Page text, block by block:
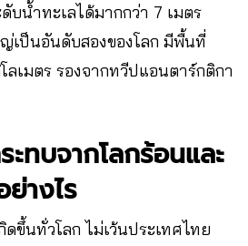
บน้ำทะเลได้มากกว่า 7 เมตร
เป็นอันดับสองของโลก มีพื้นที่
ลเมตร รองจากทวีปแอนตาร์กติกา
ะทบจากโลกร้อนและ
างไร
ขึ้นทั่วโลก ไม่เว้นประเทศไทย